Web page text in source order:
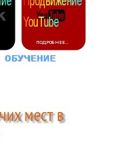
мест в